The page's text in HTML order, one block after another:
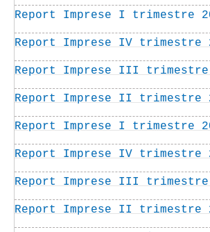
Report Imprese I trimestre
Report Imprese IV trimestre
Report Imprese III trimestre
Report Imprese II trimestre
Report Imprese I trimestre
Report Imprese IV trimestre
Report Imprese III trimestre
Report Imprese II trimestre